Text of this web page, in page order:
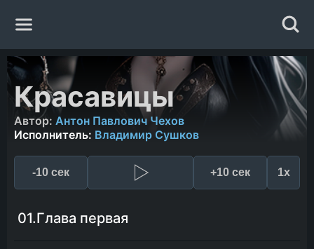
Главная
Жанры
Авторы
Исполнители
Красавицы
Автор: Антон Павлович Чехов
Исполнитель: Владимир Сушков
-10 сек +10 сек 1x
01.Глава первая